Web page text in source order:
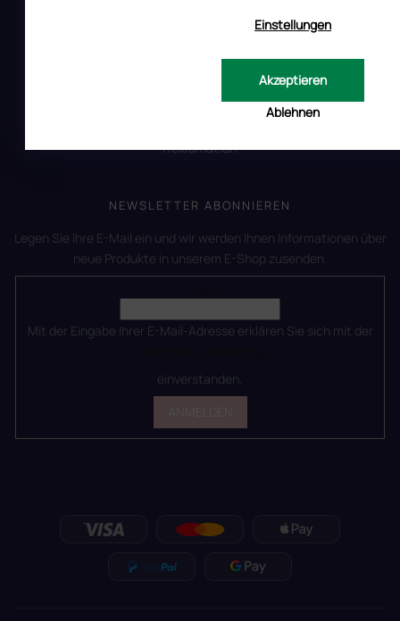
Einstellungen
Ablehnen
Akzeptieren
14 Tage Rückgaberecht – EU
Reklamation
NEWSLETTER ABONNIEREN
Legen Sie Ihre E-Mail ein und wir werden Ihnen Informationen über
neue Produkte in unserem E-Shop zusenden.
Mit der Eingabe Ihrer E-Mail-Adresse erklären Sie sich mit der
einverstanden.